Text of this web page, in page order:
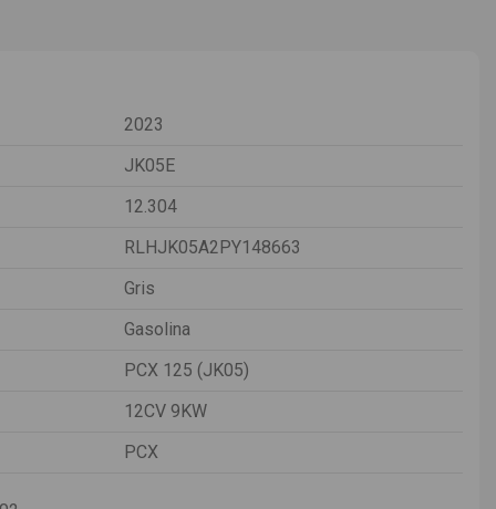
2023
JK05E
12.304
RLHJK05A2PY148663
Gris
Gasolina
PCX 125 (JK05)
12CV 9KW
PCX